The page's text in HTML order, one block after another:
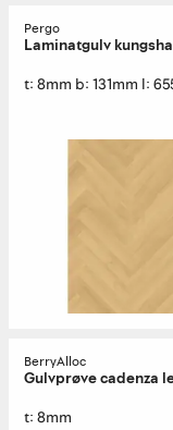
Pergo
Laminatgulv
t: 8mm b: 131mm l:
BerryAlloc
Gulvprøve cadenza
t: 8mm